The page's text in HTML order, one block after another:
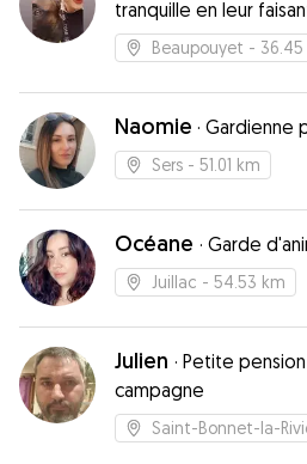
tranquille en leur
Beaupouyet - 36.45
Naomie · Gardienne
Sers - 51.01 km
Océane · Garde
Juillac - 54.53 km
Julien · Petite
campagne
Saint-Bonnet-la-